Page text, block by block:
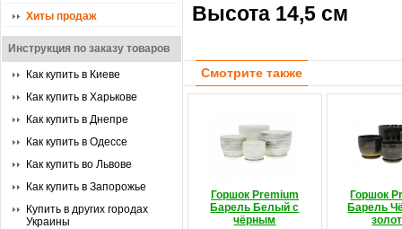
Хиты продаж
Инструкция по заказу товаров
Как купить в Киеве
Как купить в Харькове
Как купить в Днепре
Как купить в Одессе
Как купить во Львове
Как купить в Запорожье
Купить в других городах
Украины
Высота 14,5 см
Смотрите также
Горшок Premium
Барель Белый с
чёрным
Горшок
Барель